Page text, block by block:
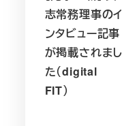
志常務理事のイ
ンタビュー記事
が掲載されまし
た（digital
FIT）